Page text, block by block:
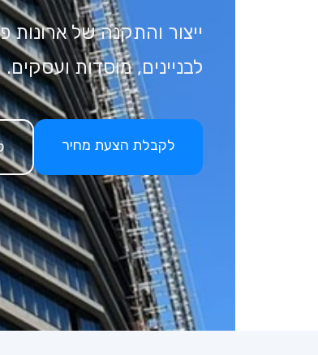
ייצור והתקנה של
לבניינים, מוסדות ועסקים.
לקבלת הצעת מחיר